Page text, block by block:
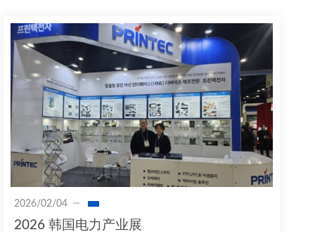
2026/02/04
2026 韩国电力产业展